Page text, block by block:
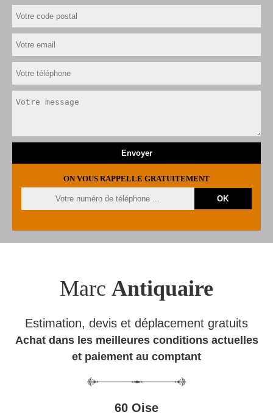
ON VOUS RAPPELLE GRATUITEMENT
Marc Antiquaire
Estimation, devis et déplacement gratuits
Achat dans les meilleures conditions actuelles
et paiement au comptant
60 Oise